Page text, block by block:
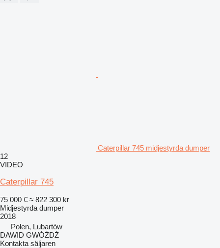
Caterpillar 745 midjestyrda dumper
12
VIDEO
Caterpillar 745
75 000 € ≈ 822 300 kr
Midjestyrda dumper
2018
Polen, Lubartów
DAWID GWÓŹDŹ
Kontakta säljaren